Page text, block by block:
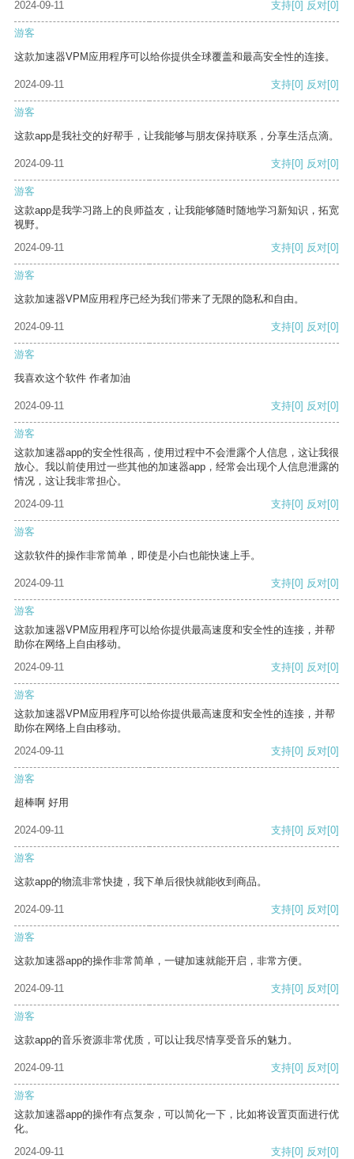
2024-09-11 支持[0] 反对[0]
游客
这款加速器VPM应用程序可以给你提供全球覆盖和最高安全性的连接。
2024-09-11 支持[0] 反对[0]
游客
这款app是我社交的好帮手，让我能够与朋友保持联系，分享生活点滴。
2024-09-11 支持[0] 反对[0]
游客
这款app是我学习路上的良师益友，让我能够随时随地学习新知识，拓宽
视野。
2024-09-11
支持[0] 反对[0]
游客
这款加速器VPM应用程序已经为我们带来了无限的隐私和自由。
2024-09-11 支持[0] 反对[0]
游客
我喜欢这个软件 作者加油
2024-09-11 支持[0] 反对[0]
游客
这款加速器app的安全性很高，使用过程中不会泄露个人信息，这让我很
放心。我以前使用过一些其他的加速器app，经常会出现个人信息泄露的
情况，这让我非常担心。
2024-09-11
支持[0] 反对[0]
游客
这款软件的操作非常简单，即使是小白也能快速上手。
2024-09-11 支持[0] 反对[0]
游客
这款加速器VPM应用程序可以给你提供最高速度和安全性的连接，并帮
助你在网络上自由移动。
2024-09-11
支持[0] 反对[0]
游客
这款加速器VPM应用程序可以给你提供最高速度和安全性的连接，并帮
助你在网络上自由移动。
2024-09-11
支持[0] 反对[0]
游客
超棒啊 好用
2024-09-11 支持[0] 反对[0]
游客
这款app的物流非常快捷，我下单后很快就能收到商品。
2024-09-11 支持[0] 反对[0]
游客
这款加速器app的操作非常简单，一键加速就能开启，非常方便。
2024-09-11 支持[0] 反对[0]
游客
这款app的音乐资源非常优质，可以让我尽情享受音乐的魅力。
2024-09-11 支持[0] 反对[0]
游客
这款加速器app的操作有点复杂，可以简化一下，比如将设置页面进行优
化。
2024-09-11
支持[0] 反对[0]